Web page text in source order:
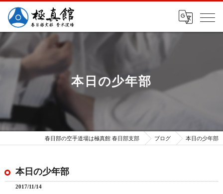
本日の少年部
春日部の空手道場は極真館 春日部支部 ブログ 本日の少年部
本日の少年部
2017/11/14